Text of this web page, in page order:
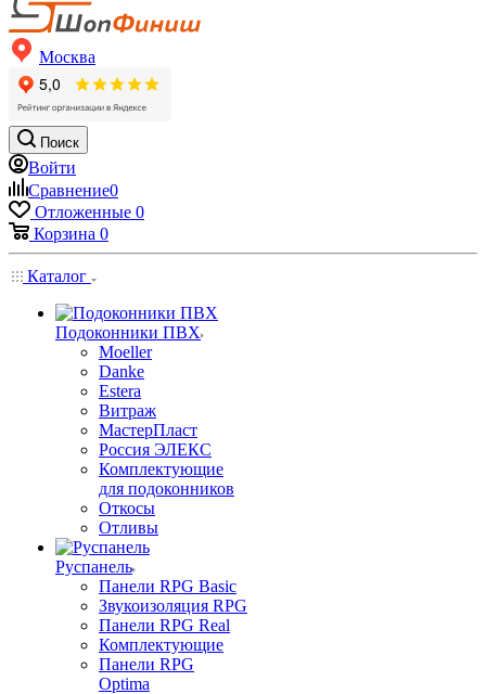
Москва
Поиск
Войти
Сравнение0
Отложенные 0
Корзина 0
Каталог
Подоконники ПВХ
Moeller
Danke
Estera
Витраж
МастерПласт
Россия ЭЛЕКС
Комплектующие
для подоконников
Откосы
Отливы
Руспанель
Панели RPG Basic
Звукоизоляция RPG
Панели RPG Real
Комплектующие
Панели RPG
Optima